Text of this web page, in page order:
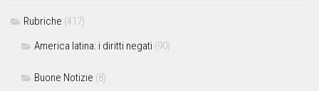
Rubriche (417)
America latina: i diritti negati (90)
Buone Notizie (8)